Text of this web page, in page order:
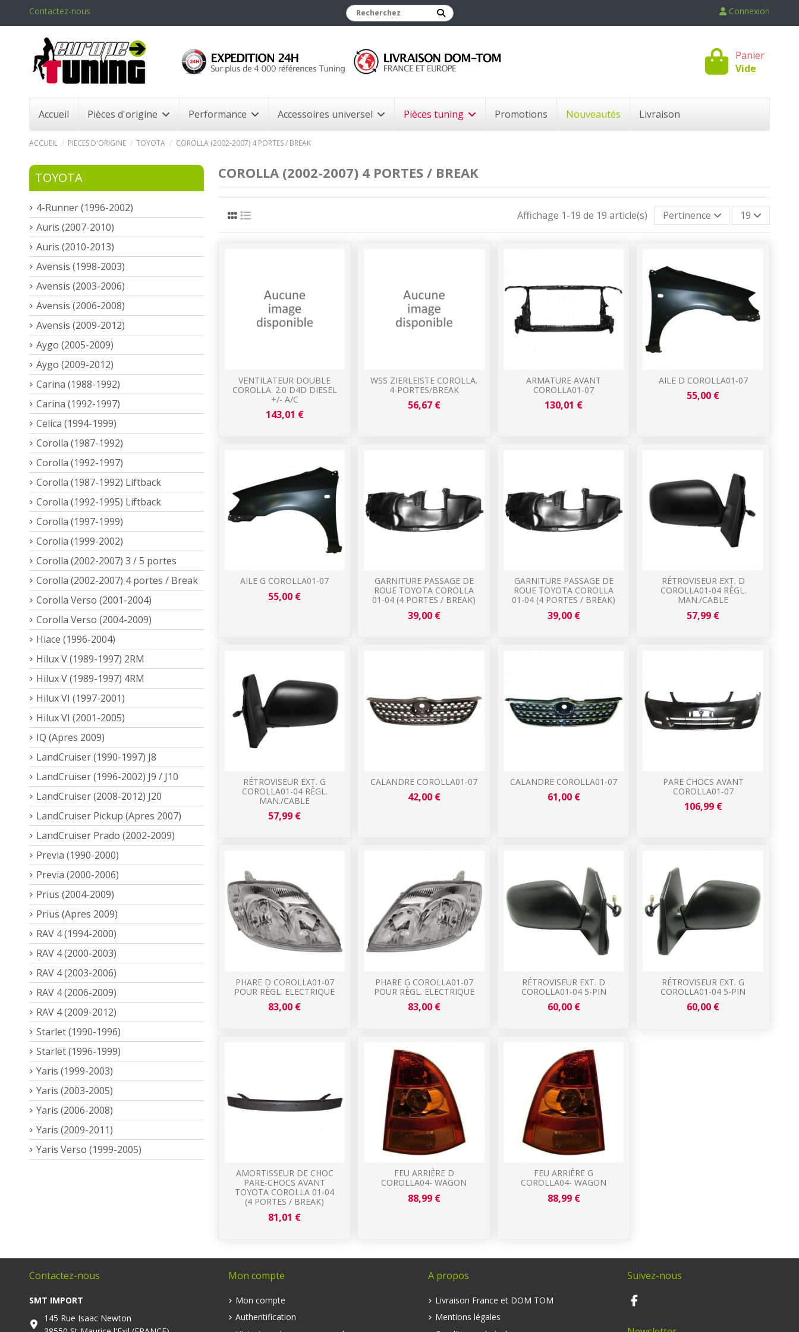
Contactez-nous Connexion
Panier
Vide
Accueil Pièces d'origine Performance Accessoires universel Pièces tuning Promotions Nouveautés Livraison
ACCUEIL PIECES D'ORIGINE TOYOTA COROLLA (2002-2007) 4 PORTES / BREAK
COROLLA (2002-2007) 4 PORTES / BREAK
Affichage 1-19 de 19 article(s) Pertinence 19
VENTILATEUR DOUBLE
COROLLA. 2.0 D4D DIESEL
+/- A/C
143,01 €
WSS ZIERLEISTE COROLLA.
4-PORTES/BREAK
56,67 €
ARMATURE AVANT
COROLLA01-07
130,01 €
AILE D COROLLA01-07
55,00 €
AILE G COROLLA01-07
55,00 €
GARNITURE PASSAGE DE
ROUE TOYOTA COROLLA
01-04 (4 PORTES / BREAK)
39,00 €
GARNITURE PASSAGE DE
ROUE TOYOTA COROLLA
01-04 (4 PORTES / BREAK)
39,00 €
RÉTROVISEUR EXT. D
COROLLA01-04 RÈGL.
MAN./CABLE
57,99 €
RÉTROVISEUR EXT. G
COROLLA01-04 RÈGL.
MAN./CABLE
57,99 €
CALANDRE COROLLA01-07
42,00 €
CALANDRE COROLLA01-07
61,00 €
PARE CHOCS AVANT
COROLLA01-07
106,99 €
PHARE D COROLLA01-07
POUR RÈGL. ELECTRIQUE
83,00 €
PHARE G COROLLA01-07
POUR RÈGL. ELECTRIQUE
83,00 €
RÉTROVISEUR EXT. D
COROLLA01-04 5-PIN
60,00 €
RÉTROVISEUR EXT. G
COROLLA01-04 5-PIN
60,00 €
AMORTISSEUR DE CHOC
PARE-CHOCS AVANT
TOYOTA COROLLA 01-04
(4 PORTES / BREAK)
81,01 €
FEU ARRIÈRE D
COROLLA04- WAGON
88,99 €
FEU ARRIÈRE G
COROLLA04- WAGON
88,99 €
TOYOTA
4-Runner (1996-2002)
Auris (2007-2010)
Auris (2010-2013)
Avensis (1998-2003)
Avensis (2003-2006)
Avensis (2006-2008)
Avensis (2009-2012)
Aygo (2005-2009)
Aygo (2009-2012)
Carina (1988-1992)
Carina (1992-1997)
Celica (1994-1999)
Corolla (1987-1992)
Corolla (1992-1997)
Corolla (1987-1992) Liftback
Corolla (1992-1995) Liftback
Corolla (1997-1999)
Corolla (1999-2002)
Corolla (2002-2007) 3 / 5 portes
Corolla (2002-2007) 4 portes / Break
Corolla Verso (2001-2004)
Corolla Verso (2004-2009)
Hiace (1996-2004)
Hilux V (1989-1997) 2RM
Hilux V (1989-1997) 4RM
Hilux VI (1997-2001)
Hilux VI (2001-2005)
IQ (Apres 2009)
LandCruiser (1990-1997) J8
LandCruiser (1996-2002) J9 / J10
LandCruiser (2008-2012) J20
LandCruiser Pickup (Apres 2007)
LandCruiser Prado (2002-2009)
Previa (1990-2000)
Previa (2000-2006)
Prius (2004-2009)
Prius (Apres 2009)
RAV 4 (1994-2000)
RAV 4 (2000-2003)
RAV 4 (2003-2006)
RAV 4 (2006-2009)
RAV 4 (2009-2012)
Starlet (1990-1996)
Starlet (1996-1999)
Yaris (1999-2003)
Yaris (2003-2005)
Yaris (2006-2008)
Yaris (2009-2011)
Yaris Verso (1999-2005)
Contactez-nous
SMT IMPORT
145 Rue Isaac Newton
Mon compte
Mon compte
Authentification
A propos
Livraison France et DOM TOM
Mentions légales
Suivez-nous